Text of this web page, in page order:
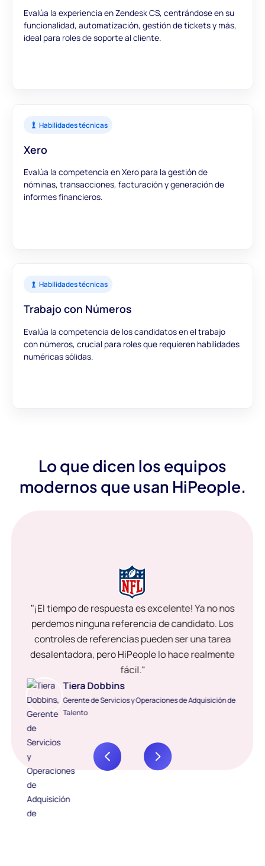
Evalúa la experiencia en Zendesk CS, centrándose en su
funcionalidad, automatización, gestión de tickets y más,
ideal para roles de soporte al cliente.
Habilidades técnicas
Xero
Evalúa la competencia en Xero para la gestión de
nóminas, transacciones, facturación y generación de
informes financieros.
Habilidades técnicas
Trabajo con Números
Evalúa la competencia de los candidatos en el trabajo
con números, crucial para roles que requieren habilidades
numéricas sólidas.
Lo que dicen los equipos
modernos que usan HiPeople.
"¡El tiempo de respuesta es excelente! Ya no nos
perdemos ninguna referencia de candidato. Los
controles de referencias pueden ser una tarea
desalentadora, pero HiPeople lo hace realmente
fácil."
Tiera Dobbins
Gerente de Servicios y Operaciones de Adquisición de
Talento